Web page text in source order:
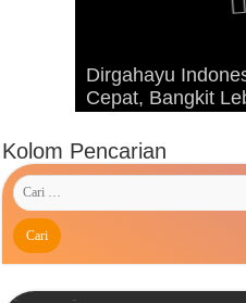
Dirgahayu
Cepat, Bangkit
Advetorial Hari
Hijriah
Kunjungan
Widodo ke
Kolom Pencarian